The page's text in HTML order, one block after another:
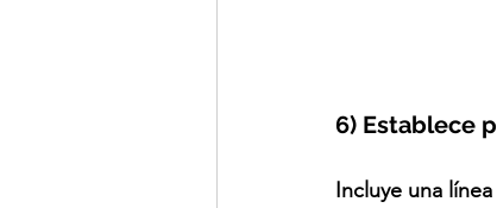
6) Establece
Incluye una